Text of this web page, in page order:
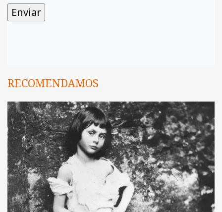
RECOMENDAMOS